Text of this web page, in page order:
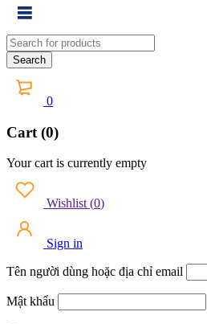
0
Cart (0)
Your cart is currently empty
Wishlist (0)
Sign in
Tên người dùng hoặc địa chỉ email
Mật khẩu